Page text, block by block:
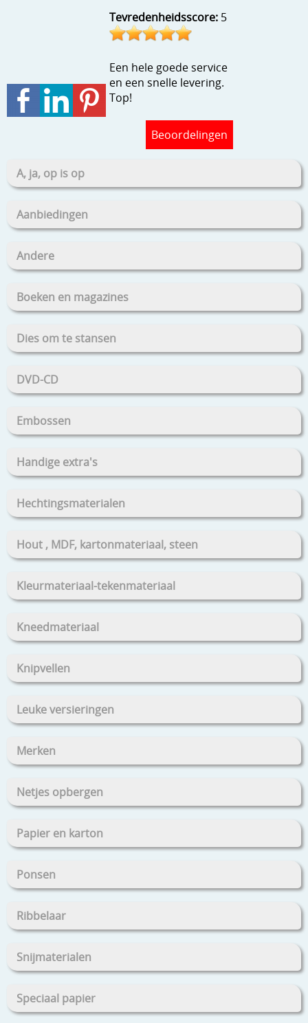
Wat nog, een creatief kijkjeTevredenheidsscore: 5
Een hele goede service
en een snelle levering.
Top!
Beoordelingen
A, ja, op is op
Aanbiedingen
Andere
Boeken en magazines
Dies om te stansen
DVD-CD
Embossen
Handige extra's
Hechtingsmaterialen
Hout , MDF, kartonmateriaal, steen
Kleurmateriaal-tekenmateriaal
Kneedmateriaal
Knipvellen
Leuke versieringen
Merken
Netjes opbergen
Papier en karton
Ponsen
Ribbelaar
Snijmaterialen
Speciaal papier